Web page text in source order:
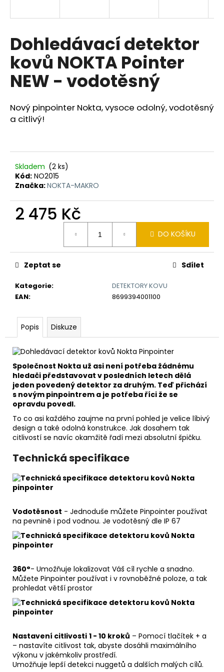
Dohledávací detektor
kovů NOKTA Pointer
NEW - vodotěsný
Nový pinpointer Nokta, vysoce odolný, vodotěsný
a citlivý!
Skladem (2 ks)
Kód: NO2015
Značka:NOKTA-MAKRO
2 475 Kč
DO KOŠÍKU
Kategorie:
DETEKTORY KOVU
EAN: 8699394001100
Zeptat se Sdílet
Popis Diskuze
Společnost Nokta už asi není potřeba žádnému
hledači představovat v posledních letech dělá
jeden povedený detektor za druhým. Teď přichází
s novým pinpointrem a je potřeba říci že se
opravdu povedl.
To co asi každého zaujme na první pohled je velice líbivý
design a také odolná konstrukce. Jak dosahem tak
citlivostí se navíc okamžitě řadí mezi absolutní špičku.
Technická specifikace
Vodotěsnost - Jednoduše můžete Pinpointer používat
na pevnině i pod vodnou. Je vodotěsný dle IP 67
360°- Umožňuje lokalizovat Váš cíl rychle a snadno.
Můžete Pinpointer používat i v rovnoběžné poloze, a tak
prohledat větší prostor
Nastavení citlivosti 1 - 10 kroků – Pomocí tlačítek + a
– nastavíte citlivost tak, abyste dosáhli maximálního
výkonu v jakémkoliv prostředí.
Umožňuje lepší detekci nuggetů a dalších malých cílů.
í
t
?
HLEDAT
o
p
o
r
u
m
e
KOVU
MINELAB
EQUINOX
(DOHLEDÁVAČKA
MINELAB
PRO-
FIND
40
ZDARMA)
21
990
Kč
Původně:
22
Kč